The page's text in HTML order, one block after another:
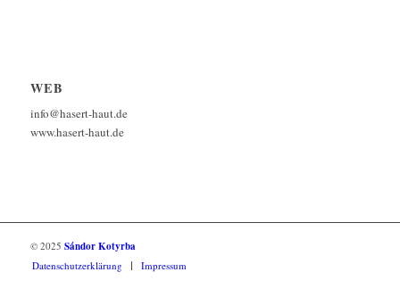
WEB
info@hasert-haut.de
www.hasert-haut.de
© 2025 Sándor Kotyrba
Datenschutzerklärung Impressum